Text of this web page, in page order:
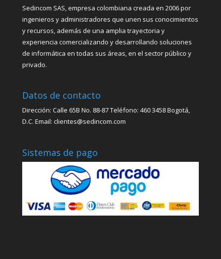
Sedincom SAS, empresa colombiana creada en 2006 por
ingenieros y administradores que unen sus conocimientos
y recursos, además de una amplia trayectoria y
experiencia comercializando y desarrollando soluciones
de informática en todas sus áreas, en el sector público y
privado.
Datos de contacto
Dirección: Calle 65B No. 88-87 Teléfono: 460 3458 Bogotá,
D.C. Email: clientes@sedincom.com
Sistemas de pago